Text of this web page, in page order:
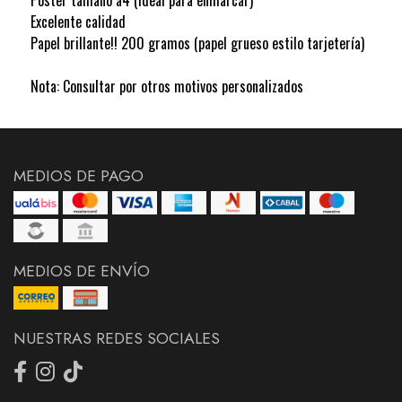
Excelente calidad
Papel brillante!! 200 gramos (papel grueso estilo tarjetería)
Nota: Consultar por otros motivos personalizados
MEDIOS DE PAGO
MEDIOS DE ENVÍO
NUESTRAS REDES SOCIALES